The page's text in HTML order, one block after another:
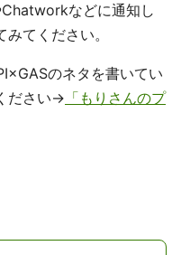
Chatworkなどに通知し
てください。
のネタを書いてい
ださい→ 「もりさんのプ